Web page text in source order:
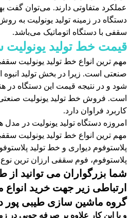
عملکرد متفاوتی دارند. می‌توان گفت
دستگاه در زمینه تولید یونولیت به
سقفی با دستگاه اتوماتیک می‌باشد.
قیمت خط تولید
مهم ترین انواع خط تولید یونولیت
صنعتی است. زیرا در بخش تولید انبوه
شود و در نتیجه قیمت این دستگاه در
است. فروش خط تولید یونولیت
کاربرد فراوان دارد.
امروزه دستگاه تولید یونولیت در
مهم ترین انواع خط تولید یونولیت
پلاستوفوم دیواری و خط تولید
پلاستوفوم، فوم سقفی ارزان ترین
شما بزرگواران می توانید
ارتباطی زیر جهت خرید انواع
گروه ماشین سازی طیبی پور
و با این کار علاوه بر صرفه جویی در